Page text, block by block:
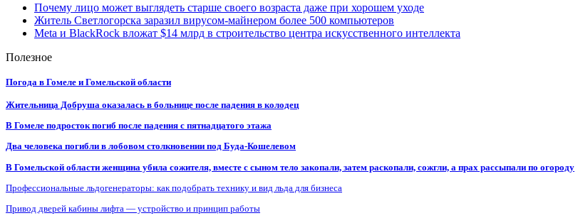
Почему лицо может выглядеть старше своего возраста даже при хорошем уходе
Житель Светлогорска заразил вирусом-майнером более 500 компьютеров
Meta и BlackRock вложат $14 млрд в строительство центра искусственного интеллекта
Полезное
Погода в Гомеле и Гомельской области
Жительница Добруша оказалась в больнице после падения в колодец
В Гомеле подросток погиб после падения с пятнадцатого этажа
Два человека погибли в лобовом столкновении под Буда-Кошелевом
В Гомельской области женщина убила сожителя, вместе с сыном тело закопали, затем раскопали, сожгли, а прах рассыпали по огороду
Профессиональные льдогенераторы: как подобрать технику и вид льда для бизнеса
Привод дверей кабины лифта — устройство и принцип работы